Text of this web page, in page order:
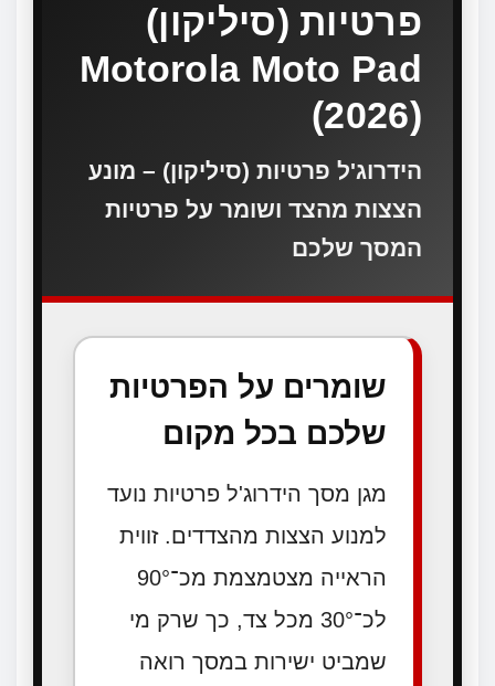
פרטיות (סיליקון)
Motorola Moto Pad
(2026)
הידרוג'ל פרטיות (סיליקון) – מונע
הצצות מהצד ושומר על פרטיות
המסך שלכם
שומרים על הפרטיות
שלכם בכל מקום
מגן מסך הידרוג'ל פרטיות נועד
למנוע הצצות מהצדדים. זווית
הראייה מצטמצמת מכ־90°
לכ־30° מכל צד, כך שרק מי
שמביט ישירות במסך רואה